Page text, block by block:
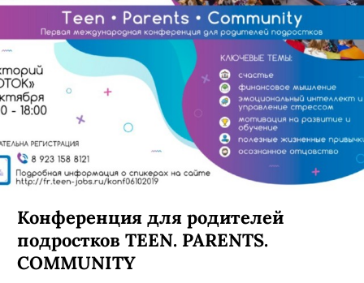
Конференция для родителей
подростков TEEN. PARENTS.
COMMUNITY